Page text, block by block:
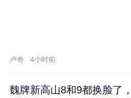
卢奇 4小时前
魏牌新高山8和9都换脸了